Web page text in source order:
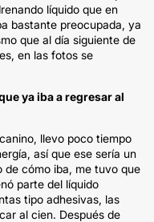
líquido que en
bastante preocupada, ya
que al día siguiente de
en las fotos se
ya iba a regresar al
llevo poco tiempo
así que ese sería un
de cómo iba, me tuvo que
parte del líquido
tipo adhesivas, las
al cien. Después de